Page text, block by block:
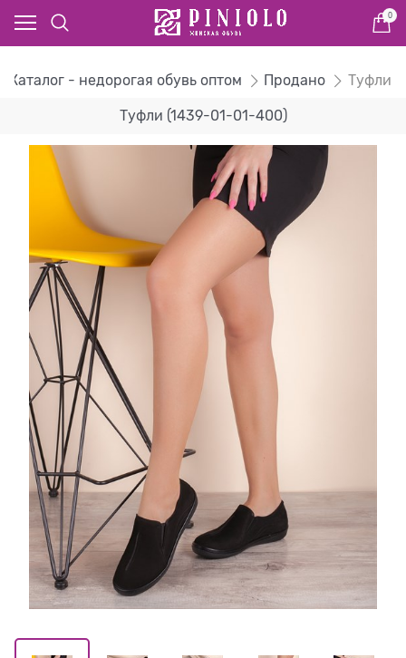
0
Каталог - недорогая обувь оптом Продано Туфли
Туфли (1439-01-01-400)